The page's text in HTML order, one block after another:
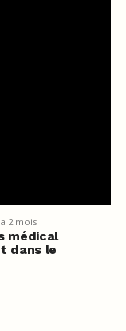
2 mois
médical
dans le